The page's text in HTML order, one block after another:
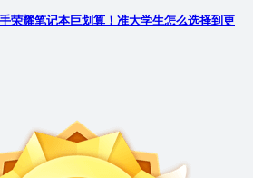
荣耀笔记本巨划算！准大学生怎么选择到更